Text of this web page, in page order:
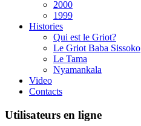
2000
1999
Histories
Qui est le Griot?
Le Griot Baba Sissoko
Le Tama
Nyamankala
Video
Contacts
Utilisateurs en ligne